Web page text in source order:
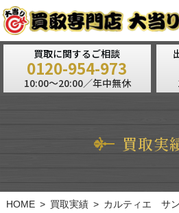
買取に関するご相談
0120-954-973
10:00～20:00／年中無休
買取実
HOME 買取実績 カルティエ サ